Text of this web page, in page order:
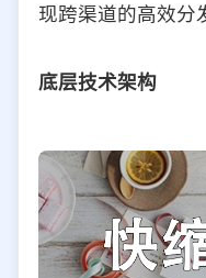
现跨渠道的高效分
底层技术架构